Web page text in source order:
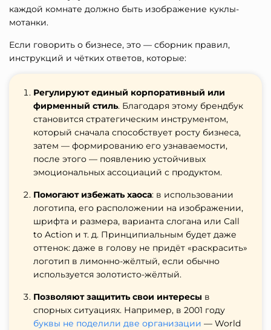
каждой комнате должно быть изображение куклы-
мотанки.
Если говорить о бизнесе, это — сборник правил,
инструкций и чётких ответов, которые:
Регулируют единый корпоративный или
фирменный стиль. Благодаря этому брендбук
становится стратегическим инструментом,
который сначала способствует росту бизнеса,
затем — формированию его узнаваемости,
после этого — появлению устойчивых
эмоциональных ассоциаций с продуктом.
Помогают избежать хаоса: в использовании
логотипа, его расположении на изображении,
шрифта и размера, варианта слогана или Call
to Action и т. д. Принципиальным будет даже
оттенок: даже в голову не придёт «раскрасить»
логотип в лимонно-жёлтый, если обычно
используется золотисто-жёлтый.
Позволяют защитить свои интересы в
спорных ситуациях. Например, в 2001 году
буквы не поделили две организации — World